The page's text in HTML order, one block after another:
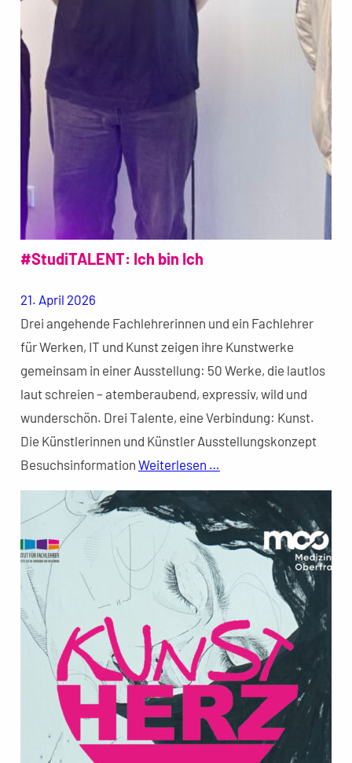
#StudiTALENT: Ich bin Ich
21. April 2026
Drei angehende Fachlehrerinnen und ein Fachlehrer
für Werken, IT und Kunst zeigen ihre Kunstwerke
gemeinsam in einer Ausstellung: 50 Werke, die lautlos
laut schreien – atemberaubend, expressiv, wild und
wunderschön. Drei Talente, eine Verbindung: Kunst.
Die Künstlerinnen und Künstler Ausstellungskonzept
Besuchsinformation Weiterlesen …